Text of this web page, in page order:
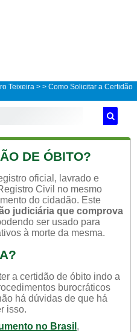
Teixeira > > Como Solicitar a Certidão
DE ÓBITO?
oficial, lavrado e
Civil no mesmo
do cidadão. Este
judiciária que comprova
ser usado para
à morte da mesma.
a certidão de óbito indo a
burocráticos
há dúvidas de que há
isso.
no Brasil ,